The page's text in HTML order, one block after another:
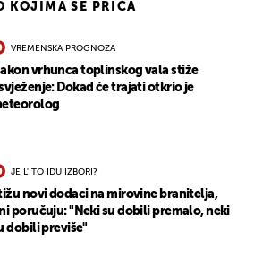
KOJIMA SE PRIČA
VREMENSKA PROGNOZA
vrhunca toplinskog vala stiže
Dokad će trajati otkrio je
JE L' TO IDU IZBORI?
novi dodaci na mirovine branitelja,
poručuju: "Neki su dobili premalo, neki
dobili previše"